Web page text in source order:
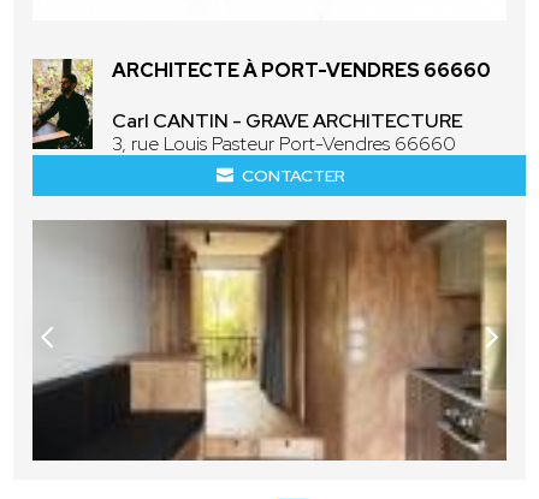
ARCHITECTE À PORT-VENDRES 66660
Carl CANTIN - GRAVE ARCHITECTURE
3, rue Louis Pasteur Port-Vendres 66660
CONTACTER